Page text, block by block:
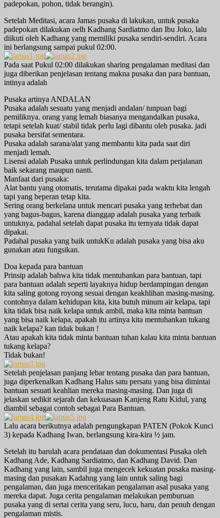
padepokan, pohon, tidak berangin).
Setelah Meditasi, acara Jamas pusaka di lakukan, untuk pusaka
padepokan dilakukan oelh Kadhang Sardiatmo dan Ibu Joko, lalu
diikuti oleh Kadhang yang memiliki pusaka sendiri-sendiri. Acara
ini berlangsung sampai pukul 02:00.
Pada saat Pukul 02:00 dilakukan sharing pengalaman meditasi dan
juga diberikan penjelasan tentang makna pusaka dan para bantuan,
intinya adalah
Pusaka artinya ANDALAN
Pusaka adalah sesuatu yang menjadi andalan/ tunpuan bagi
pemiliknya. orang yang lemah biasanya mengandalkan pusaka,
tetapi setelah kuat/ stabil tidak perlu lagi dibantu oleh pusaka. jadi
pusaka bersifat sementara.
Pusaka adalah sarana/alat yang membantu kita pada saat diri
menjadi lemah.
Lisensi adalah Pusaka untuk perlindungan kita dalam perjalanan
baik sekarang maupun nanti.
Manfaat dari pusaka:
Alat bantu yang otomatis, terutama dipakai pada waktu kita lengah
tapi yang beperan tetap kita.
Sering orang berkelana untuk mencari pusaka yang terhebat dan
yang bagus-bagus, karena dianggap adalah pusaka yang terbaik
untuknya, padahal setelah dapat pusaka itu ternyata tidak dapat
dipakai.
Padahal pusaka yang baik untukKu adalah pusaka yang bisa aku
gunakan atau fungsikan.
Doa kepada para bantuan
Prinsip adalah bahwa kita tidak mentuhankan para bantuan, tapi
para bantuan adalah seperti layaknya hidup berdampingan dengan
kita saling gotong royong sesuai dengan keakhlihan masing-masing.
contohnya dalam kehidupan kita, kita butuh minum air kelapa, tapi
kita tidak bisa naik kelapa untuk ambil, maka kita minta bantuan
yang bisa naik kelapa, apakah itu artinya kita mentuhankan tukang
naik kelapa? kan tidak bukan !
Atau apakah kita tidak minta bantuan tuhan kalau kita minta bantuan
tukang kelapa?
Tidak bukan!
Setelah penjelasan panjang lebar tentang pusaka dan para bantuan,
juga diperkenalkan Kadhang Halus satu persatu yang bisa dimintai
bantuan sesuati keahlian mereka masing-masing. Dan juga di
jelaskan sedikit sejarah dan kekuasaan Kanjeng Ratu Kidul, yang
diambil sebagai contoh sebagai Para Bantuan.
Lalu acara berikutnya adalah pengungkapan PATEN (Pokok Kunci
3) kepada Kadhang Iwan, berlangsung kira-kira ½ jam.
Setelah itu barulah acara pendataan dan dokumentasi Pusaka oleh
Kadhang Ade, Kadhang Sardiatmo, dan Kadhang David. Dan
Kadhang yang lain, sambil juga mengecek kekuatan pusaka masing-
masing dan pusakan Kadahng yang lain untuk saling bagi
pengalaman, dan juga menceritakan pengalaman asal pusaka yang
mereka dapat. Juga cerita pengalaman melakukan pemburuan
pusaka yang di sertai cerita yang seru, lucu, haru, dan penuh dengan
pengalaman mistis.